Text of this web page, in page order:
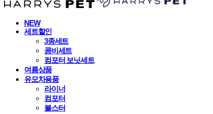
NEW
세트할인
3종세트
콤비세트
컴포터 보닛세트
여름상품
유모차용품
라이너
컴포터
볼스터